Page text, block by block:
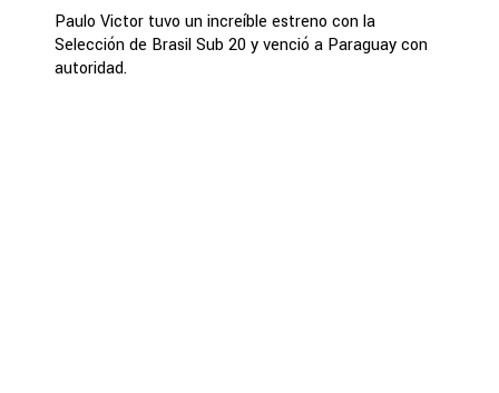
Paulo Victor tuvo un increíble estreno con la
Selección de Brasil Sub 20 y venció a Paraguay con
autoridad.